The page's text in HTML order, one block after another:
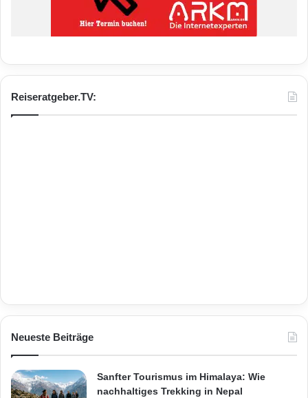
Reiseratgeber.TV:
Neueste Beiträge
Sanfter Tourismus im Himalaya: Wie
nachhaltiges Trekking in Nepal